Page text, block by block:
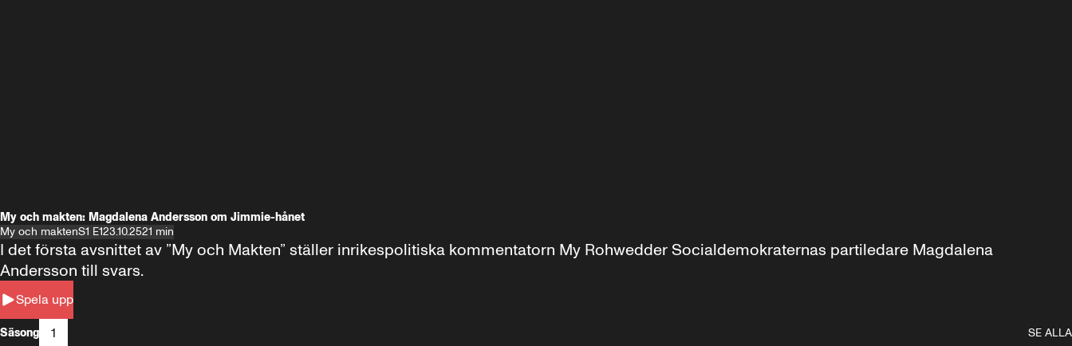
My och makten: Magdalena Andersson om Jimmie-hånet
My och maktenS1 E123.10.2521 min
Spela upp
I det första avsnittet av ”My och Makten” ställer inrikespolitiska kommentatorn My Rohwedder Socialdemokraternas partiledare Magdalena
Andersson till svars.
Säsong 1
SE ALLA